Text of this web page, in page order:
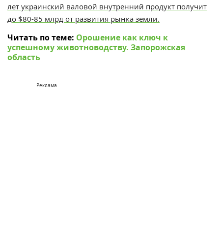
лет украинский валовой внутренний продукт получит
до $80-85 млрд от развития рынка земли.
Читать по теме: Орошение как ключ к
успешному животноводству. Запорожская
область
Реклама